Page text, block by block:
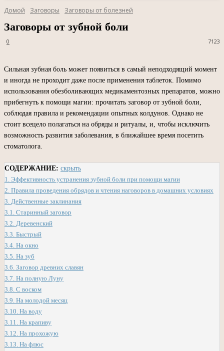
Домой Заговоры Заговоры от болезней
Заговоры от зубной боли
7123
0
Сильная зубная боль может появиться в самый неподходящий момент
и иногда не проходит даже после применения таблеток. Помимо
использования обезболивающих медикаментозных препаратов, можно
прибегнуть к помощи магии: прочитать заговор от зубной боли,
соблюдая правила и рекомендации опытных колдунов. Однако не
стоит всецело полагаться на обряды и ритуалы, и, чтобы исключить
возможность развития заболевания, в ближайшее время посетить
стоматолога.
СОДЕРЖАНИЕ: скрыть
1. Эффективность устранения зубной боли при помощи магии
2. Правила проведения обрядов и чтения наговоров в домашних условиях
3. Действенные заклинания
3.1. Старинный заговор
3.2. Деревенский
3.3. Быстрый
3.4. На окно
3.5. На зуб
3.6. Заговор древних славян
3.7. На полную Луну
3.8. С воском
3.9. На молодой месяц
3.10. На воду
3.11. На крапиву
3.12. На прохожую
3.13. На флюс